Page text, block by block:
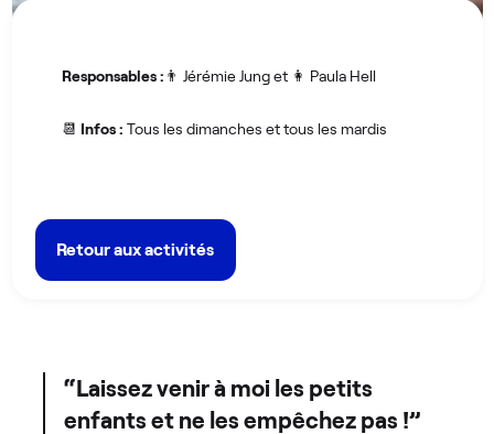
Responsables : 👨 Jérémie Jung et 👩 Paula Hell
📆 Infos : Tous les dimanches et tous les mardis
Retour aux activités
“Laissez venir à moi les petits
enfants et ne les empêchez pas !”